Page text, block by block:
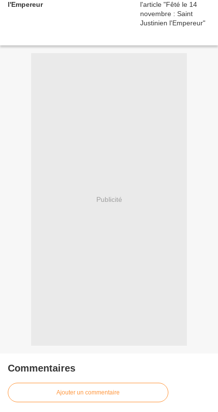
l'Empereur
Publicité
Commentaires
Ajouter un commentaire